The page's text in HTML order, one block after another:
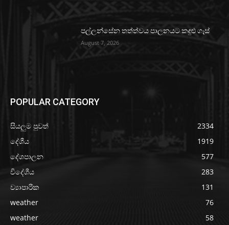
පල්ලන්සේන තත්ත්වය පාලනයට කඳුළු ගෑස්
August 7, 2026
POPULAR CATEGORY
සියලුම පුවත්
2334
දේශීය
1919
දේශපාලන
577
විදේශීය
283
ව්‍යාපාරික
131
weather
76
weather
58